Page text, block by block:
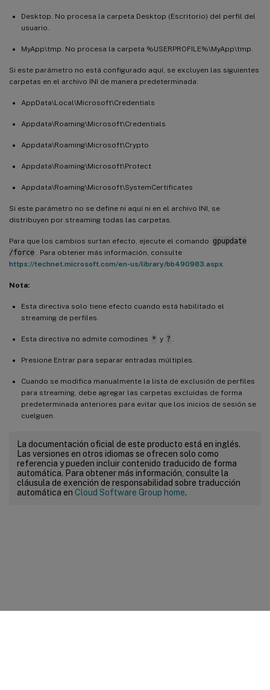
Desktop. No procesa la carpeta Desktop (Escritorio) del perfil del
usuario.
MyApp\tmp. No procesa la carpeta %USERPROFILE%\MyApp\tmp.
Si este parámetro no está configurado aquí, se excluyen las siguientes
carpetas en el archivo INI de manera predeterminada:
AppData\Local\Microsoft\Credentials
Appdata\Roaming\Microsoft\Credentials
Appdata\Roaming\Microsoft\Crypto
Appdata\Roaming\Microsoft\Protect
Appdata\Roaming\Microsoft\SystemCertificates
Si este parámetro no se define ni aquí ni en el archivo INI, se
distribuyen por streaming todas las carpetas.
Para que los cambios surtan efecto, ejecute el comando gpupdate
/force
. Para obtener más información, consulte
https://technet.microsoft.com/en-us/library/bb490983.aspx
Nota:
Esta directiva solo tiene efecto cuando está habilitado el
streaming de perfiles.
Esta directiva no admite comodines * y ?
Presione Entrar para separar entradas múltiples.
Cuando se modifica manualmente la lista de exclusión de perfiles
para streaming, debe agregar las carpetas excluidas de forma
predeterminada anteriores para evitar que los inicios de sesión se
cuelguen.
La documentación oficial de este producto está en inglés.
Las versiones en otros idiomas se ofrecen solo como
referencia y pueden incluir contenido traducido de forma
automática. Para obtener más información, consulte la
cláusula de exención de responsabilidad sobre traducción
automática en Cloud Software Group home.